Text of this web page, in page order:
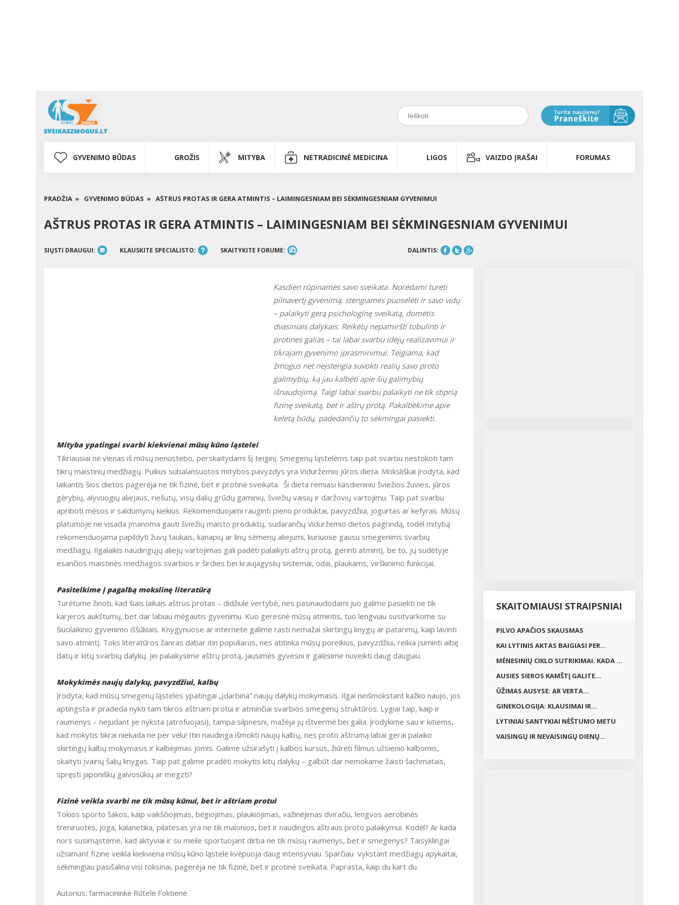
GYVENIMO BŪDAS GROŽIS MITYBA NETRADICINĖ MEDICINA LIGOS VAIZDO ĮRAŠAI FORUMAS
PRADŽIA » GYVENIMO BŪDAS » AŠTRUS PROTAS IR GERA ATMINTIS – LAIMINGESNIAM BEI SĖKMINGESNIAM GYVENIMUI
AŠTRUS PROTAS IR GERA ATMINTIS – LAIMINGESNIAM BEI SĖKMINGESNIAM GYVENIMUI
SIŲSTI DRAUGUI: KLAUSKITE SPECIALISTO: SKAITYKITE FORUME: DALINTIS:
Kasdien rūpinamės savo sveikata. Norėdami turėti
pilnavertį gyvenimą, stengiamės puoselėti ir savo vidų
– palaikyti gerą psichologinę sveikatą, domėtis
dvasiniais dalykais. Reikėtų nepamiršti tobulinti ir
protines galias – tai labai svarbu idėjų realizavimui ir
tikrajam gyvenimo įprasminimui. Teigiama, kad
žmogus net neįstengia suvokti realių savo proto
galimybių, ką jau kalbėti apie šių galimybių
išnaudojimą. Taigi labai svarbu palaikyti ne tik stiprią
fizinę sveikatą, bet ir aštrų protą. Pakalbėkime apie
keletą būdų, padedančių to sėkmingai pasiekti.
Mityba ypatingai svarbi kiekvienai mūsų kūno ląstelei
Tikriausiai nė vienas iš mūsų nenustebo, perskaitydami šį teiginį. Smegenų ląstelėms taip pat svarbu nestokoti tam
tikrų maistinių medžiagų. Puikus subalansuotos mitybos pavyzdys yra Viduržemio jūros dieta. Moksliškai įrodyta, kad
laikantis šios dietos pagerėja ne tik fizinė, bet ir protinė sveikata. Ši dieta remiasi kasdieniniu šviežios žuvies, jūros
gėrybių, alyvuogių aliejaus, riešutų, visų dalių grūdų gaminių, šviežių vaisių ir daržovių vartojimu. Taip pat svarbu
apriboti mėsos ir saldumynų kiekius. Rekomenduojami rauginti pieno produktai, pavyzdžiui, jogurtas ar kefyras. Mūsų
platumoje ne visada įmanoma gauti šviežių maisto produktų, sudarančių Viduržemio dietos pagrindą, todėl mitybą
rekomenduojama papildyti žuvų taukais, kanapių ar linų sėmenų aliejumi, kuriuose gausu smegenims svarbių
medžiagų. Ilgalaikis naudingųjų aliejų vartojimas gali padėti palaikyti aštrų protą, gerinti atmintį, be to, jų sudėtyje
esančios maistinės medžiagos svarbios ir širdies bei kraujagyslių sistemai, odai, plaukams, virškinimo funkcijai.
Pasitelkime į pagalbą mokslinę literatūrą
Turėtume žinoti, kad šiais laikais aštrus protas – didžiulė vertybė, nes pasinaudodami juo galime pasiekti ne tik
karjeros aukštumų, bet dar labiau mėgautis gyvenimu. Kuo geresnė mūsų atmintis, tuo lengviau susitvarkome su
šiuolaikinio gyvenimo iššūkiais. Knygynuose ar internete galime rasti nemažai skirtingų knygų ar patarimų, kaip lavinti
savo atmintį. Toks literatūros žanras dabar itin populiarus, nes atitinka mūsų poreikius, pavyzdžiui, reikia įsiminti aibę
datų ir kitų svarbių dalykų. Jei palaikysime aštrų protą, jausimės gyvesni ir galėsime nuveikti daug daugiau.
Mokykimės naujų dalykų, pavyzdžiui, kalbų
Įrodyta, kad mūsų smegenų ląsteles ypatingai „įdarbina“ naujų dalykų mokymasis. Ilgai neišmokstant kažko naujo, jos
aptingsta ir pradeda nykti tam tikros aštriam protui ir atminčiai svarbios smegenų struktūros. Lygiai taip, kaip ir
raumenys – nejudant jie nyksta (atrofuojasi), tampa silpnesni, mažėja jų ištvermė bei galia. Įrodykime sau ir kitiems,
kad mokytis tikrai niekada ne per vėlu! Itin naudinga išmokti naujų kalbų, nes proto aštrumą labai gerai palaiko
skirtingų kalbų mokymasis ir kalbėjimas jomis. Galime užsirašyti į kalbos kursus, žiūrėti filmus užsienio kalbomis,
skaityti įvairių šalių knygas. Taip pat galime pradėti mokytis kitų dalykų – galbūt dar nemokame žaisti šachmatais,
spręsti japoniškų galvosūkių ar megzti?
Fizinė veikla svarbi ne tik mūsų kūnui, bet ir aštriam protui
Tokios sporto šakos, kaip vaikščiojimas, bėgiojimas, plaukiojimas, važinėjimas dviračiu, lengvos aerobinės
treniruotės, joga, kalanetika, pilatesas yra ne tik malonios, bet ir naudingos aštraus proto palaikymui. Kodėl? Ar kada
nors susimąstėme, kad aktyviai ir su meile sportuojant dirba ne tik mūsų raumenys, bet ir smegenys? Taisyklingai
užsiimant fizine veikla kiekviena mūsų kūno ląstelė kvėpuoja daug intensyviau. Sparčiau vykstant medžiagų apykaitai,
sėkmingiau pasišalina visi toksinai, pagerėja ne tik fizinė, bet ir protinė sveikata. Paprasta, kaip du kart du.
Autorius: farmacininkė Rūtelė Foktienė
SKAITOMIAUSI STRAIPSNIAI
PILVO APAČIOS SKAUSMAS
KAI LYTINIS AKTAS BAIGIASI PER...
MĖNESINIŲ CIKLO SUTRIKIMAI. KADA ...
AUSIES SIEROS KAMŠTĮ GALITE...
ŪŽIMAS AUSYSE: AR VERTA...
GINEKOLOGIJA: KLAUSIMAI IR...
LYTINIAI SANTYKIAI NĖŠTUMO METU
VAISINGŲ IR NEVAISINGŲ DIENŲ...